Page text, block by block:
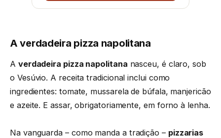
A verdadeira pizza napolitana
A verdadeira pizza napolitana nasceu, é claro, sob
o Vesúvio. A receita tradicional inclui como
ingredientes: tomate, mussarela de búfala, manjericão
e azeite. E assar, obrigatoriamente, em forno à lenha.
Na vanguarda – como manda a tradição – pizzarias